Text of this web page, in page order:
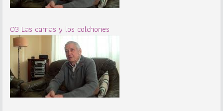
03 Las camas y los colchones